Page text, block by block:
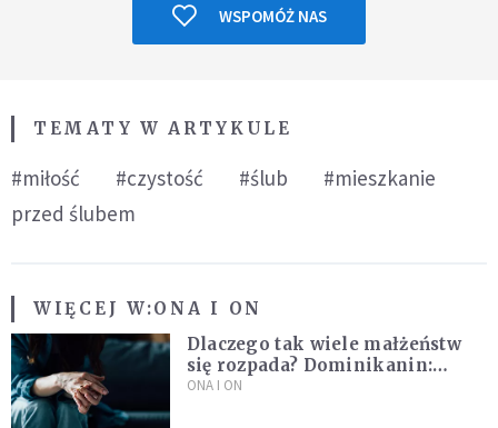
WSPOMÓŻ NAS
TEMATY W ARTYKULE
#miłość #czystość #ślub
#mieszkanie
przed ślubem
WIĘCEJ W:ONA I ON
Dlaczego tak wiele małżeństw
się rozpada? Dominikanin:
Dążymy do dziecięcego
ONA I ON